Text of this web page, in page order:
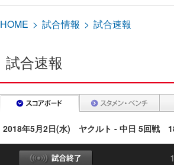
HOME > 試合情報 > 試合速報
試合速報
2018年5月2日(水) ヤクルト - 中日 5回戦
1